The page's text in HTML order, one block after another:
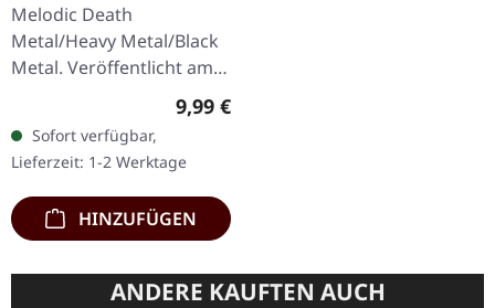
Melodic Death
Metal/Heavy Metal/Black
Metal. Veröffentlicht am
08.03.2004, auf Supreme
Chaos Records. CD im
Jewelcase mit 16-seitigem
Booklet.…
Regulärer Preis:
9,99 €
Sofort verfügbar,
Lieferzeit: 1-2 Werktage
HINZUFÜGEN
ANDERE KAUFTEN AUCH